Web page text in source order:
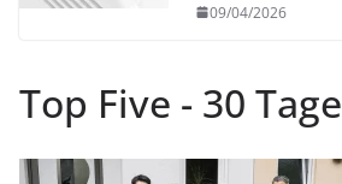
09/04/2026
Top Five - 30 Tage